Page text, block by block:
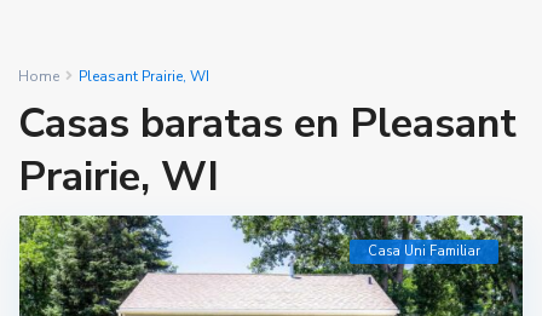
Home Pleasant Prairie, WI
Casas baratas en Pleasant
Prairie, WI
Casa Uni Familiar